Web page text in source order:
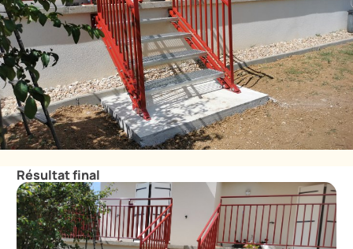
Résultat final